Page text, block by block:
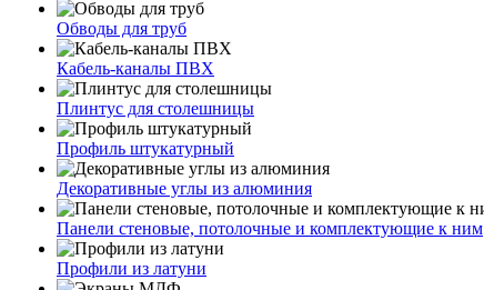
Обводы для труб
Кабель-каналы ПВХ
Плинтус для столешницы
Профиль штукатурный
Декоративные углы из алюминия
Панели стеновые, потолочные и комплектующие к ним
Профили из латуни